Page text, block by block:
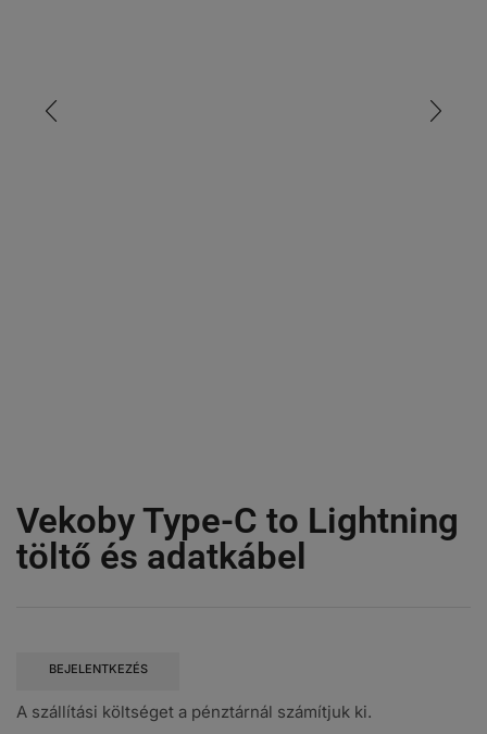
Vekoby Type-C to Lightning
töltő és adatkábel
BEJELENTKEZÉS
A szállítási költséget a pénztárnál számítjuk ki.